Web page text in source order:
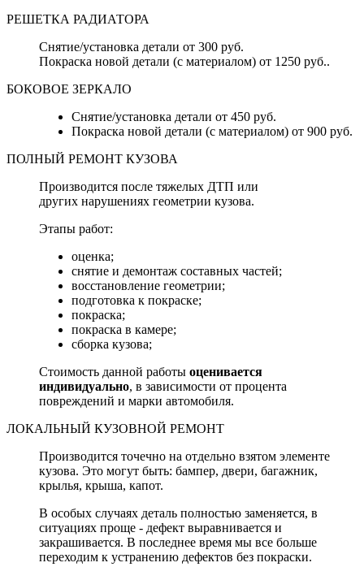
РЕШЕТКА РАДИАТОРА
Снятие/установка детали от 300 руб.
Покраска новой детали (с материалом) от 1250 руб..
БОКОВОЕ ЗЕРКАЛО
Снятие/установка детали от 450 руб.
Покраска новой детали (с материалом) от 900 руб.
ПОЛНЫЙ РЕМОНТ КУЗОВА
Производится после тяжелых ДТП или
других нарушениях геометрии кузова.
Этапы работ:
оценка;
снятие и демонтаж составных частей;
восстановление геометрии;
подготовка к покраске;
покраска;
покраска в камере;
сборка кузова;
Стоимость данной работы оценивается
индивидуально, в зависимости от процента
повреждений и марки автомобиля.
ЛОКАЛЬНЫЙ КУЗОВНОЙ РЕМОНТ
Производится точечно на отдельно взятом элементе
кузова. Это могут быть: бампер, двери, багажник,
крылья, крыша, капот.
В особых случаях деталь полностью заменяется, в
ситуациях проще - дефект выравнивается и
закрашивается. В последнее время мы все больше
переходим к устранению дефектов без покраски.